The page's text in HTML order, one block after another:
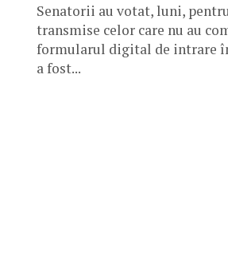
Senatorii au votat, luni,
transmise celor care nu au
formularul digital de intrare
a fost...